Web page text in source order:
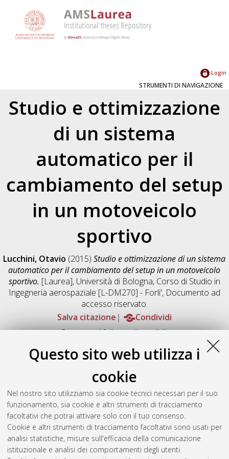
Questo sito web utilizza i
cookie
Nel nostro sito utilizziamo sia cookie tecnici necessari per il suo
funzionamento, sia cookie e altri strumenti di tracciamento
facoltativi che potrai attivare solo con il tuo consenso.
Cookie e altri strumenti di tracciamento facoltativi sono usati per
analisi statistiche, misure sull'efficacia della comunicazione
istituzionale e analisi dei comportamenti degli utenti.
Login
STRUMENTI DI NAVIGAZIONE
Studio e ottimizzazione
di un sistema
automatico per il
cambiamento del setup
in un motoveicolo
sportivo
Lucchini, Otavio (2015)Studio e ottimizzazione di un sistema
automatico per il cambiamento del setup in un motoveicolo
sportivo. [Laurea], Università di Bologna, Corso di Studio in
Ingegneria aerospaziale [L-DM270] - Forli', Documento ad
accesso riservato.
Salva citazione
Condividi
Documenti full-text disponibili:
Documento PDF
Full-text non accessibile
Download (2MB) |
Abstract
Altri metadati
Gestione del documento: